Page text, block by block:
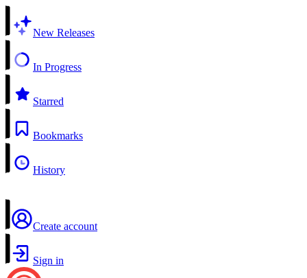
New Releases
In Progress
Starred
Bookmarks
History
Create account
Sign in